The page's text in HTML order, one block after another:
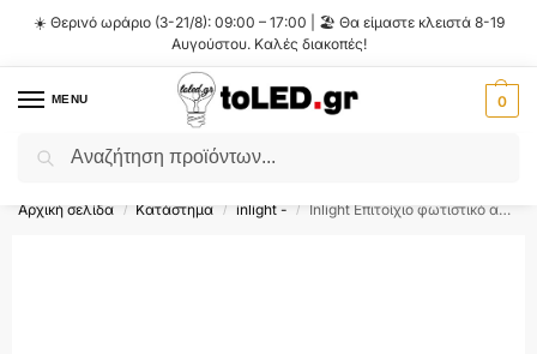
☀️ Θερινό ωράριο (3-21/8): 09:00 – 17:00 | 🏖️ Θα είμαστε κλειστά 8-19
Αυγούστου. Καλές διακοπές!
MENU 0
Flash Sale ⚡ 10% Έκπτωση με τον κωδικό
Αρχική σελίδα / Κατάστημα / inlight - / Inlight Eπιτοίχιο φωτιστικό από μαύρο μέταλλο και οπαλίνα γυαλί 1XG9 D:12x33cm (43059-Black)